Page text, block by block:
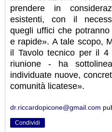
prendere in
esistenti, con il
quegli uffici che
e rapide». A tale scopo,
il Tavolo tecnico per il
riunione - ha
individuate nuove,
comunità licatese».
dr.riccardopicone@gmail.com
Condividi